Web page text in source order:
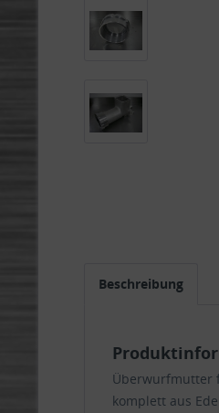
Beschreibung
Überwurfmutter
komplett aus